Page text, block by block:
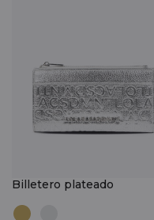
Billetero plateado